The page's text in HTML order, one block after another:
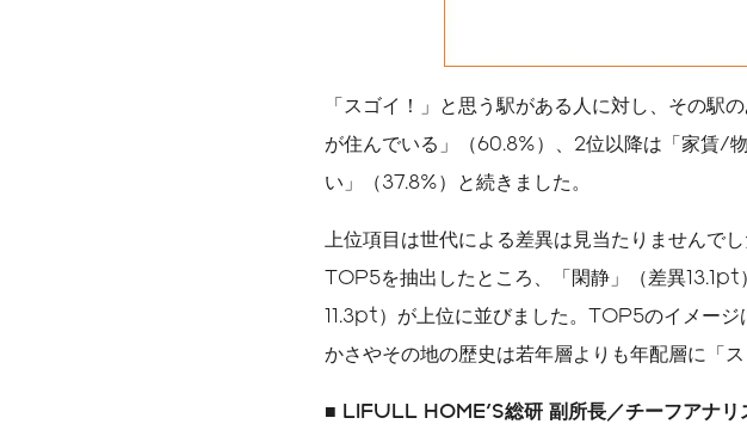
「スゴイ！」と思う駅がある人に対し、その駅
が住んでいる」（60.8%）、2位以降は「家賃/
い」（37.8%）と続きました。
上位項目は世代による差異は見当たりませんで
TOP5を抽出したところ、「閑静」（差異
11.3pt）が上位に並びました。TOP5のイメー
かさやその地の歴史は若年層よりも年配層に「
■ LIFULL HOME'S総研 副所長／チーフアナ